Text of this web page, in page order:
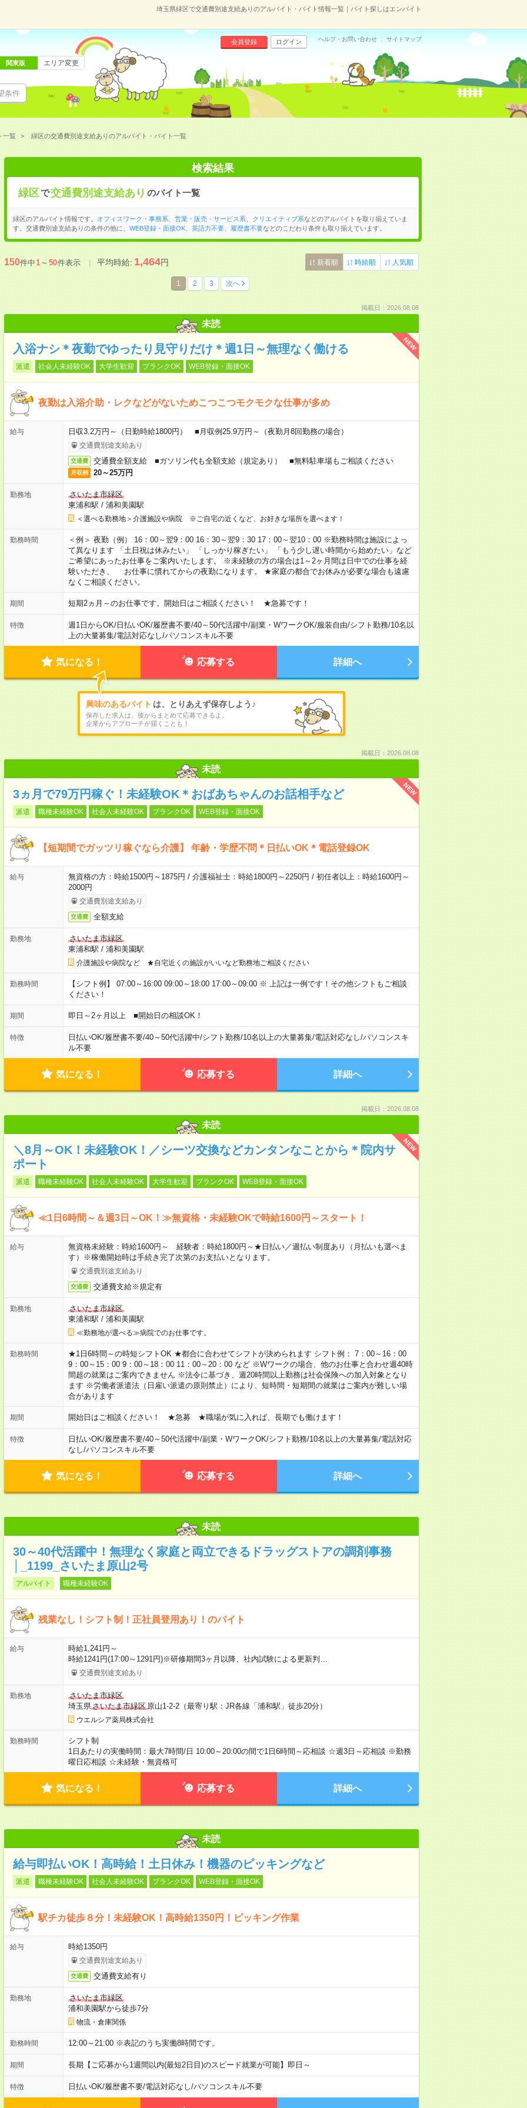
埼玉県緑区で交通費別途支給ありのアルバイト・バイト情報一覧｜バイト探しはエンバイト
条件
会員登録 ログイン ヘルプ・お問い合わせ サイトマップ
関東版 エリア変更
一覧 緑区の交通費別途支給ありのアルバイト・バイト一覧
検索結果
緑区で交通費別途支給あり のバイト一覧
緑区のアルバイト情報です。 オフィスワーク・事務系 営業・販売・サービス系 クリエイティブ系などのアルバイトを取り揃えていま
す。交通費別途支給ありの条件の他に、 WEB登録・面接OK、 英語力不要、 履歴書不要などのこだわり条件も取り揃えています。
150件中1～50件表示 平均時給:1,464円 新着順 時給順 人気順
1 2 3 次へ
掲載日：2026.08.08
未読
NEW
入浴ナシ＊夜勤でゆったり見守りだけ＊週1日～無理なく働ける
派遣 社会人未経験OK 大学生歓迎 ブランクOK WEB登録・面接OK
夜勤は入浴介助・レクなどがないためこつこつモクモクな仕事が多め
給与 日収3.2万円～（日勤時給1800円） ■月収例25.9万円～（夜勤月8回勤務の場合）
交通費別途支給あり
交通費 交通費全額支給 ■ガソリン代も全額支給（規定あり） ■無料駐車場もご相談ください
月収例 20～25万円
勤務地
さいたま市緑区
東浦和駅 / 浦和美園駅
＜選べる勤務地＞介護施設や病院 ※ご自宅の近くなど、お好きな場所を選べます！
勤務時間
＜例＞ 夜勤（例） 16：00～翌9：00 16：30～翌9：30 17：00～翌10：00 ※勤務時間は施設によっ
て異なります 「土日祝は休みたい」 「しっかり稼ぎたい」 「もう少し遅い時間から始めたい」など
ご希望にあったお仕事をご案内いたします。 ※未経験の方の場合は1～2ヶ月間は日中での仕事を経
験いただき、 お仕事に慣れてからの夜勤になります。 ★家庭の都合でお休みが必要な場合も遠慮
なくご相談ください。
期間 短期2ヵ月～のお仕事です。開始日はご相談ください！ ★急募です！
特徴 週1日からOK/日払いOK/履歴書不要/40～50代活躍中/副業・WワークOK/服装自由/シフト勤務/10名以
上の大量募集/電話対応なし/パソコンスキル不要
気になる！ 応募する 詳細へ
興味のあるバイト は、とりあえず保存しよう♪
保存した求人は、後からまとめて応募できるよ。
企業からアプローチが届くことも！
掲載日：2026.08.08
未読
NEW
3ヵ月で79万円稼ぐ！未経験OK＊おばあちゃんのお話相手など
派遣 職種未経験OK 社会人未経験OK ブランクOK WEB登録・面接OK
【短期間でガッツリ稼ぐなら介護】 年齢・学歴不問＊日払いOK＊電話登録OK
給与
無資格の方：時給1500円～1875円 / 介護福祉士：時給1800円～2250円 / 初任者以上：時給1600円～
2000円
交通費別途支給あり
交通費 全額支給
勤務地
さいたま市緑区
東浦和駅 / 浦和美園駅
介護施設や病院など ★自宅近くの施設がいいなど勤務地ご相談ください
勤務時間
【シフト例】 07:00～16:00 09:00～18:00 17:00～09:00 ※ 上記は一例です！その他シフトもご相談
ください！
期間 即日～2ヶ月以上 ■開始日の相談OK！
特徴 日払いOK/履歴書不要/40～50代活躍中/シフト勤務/10名以上の大量募集/電話対応なし/パソコンスキ
ル不要
気になる！ 応募する 詳細へ
掲載日：2026.08.08
未読
NEW
＼8月～OK！未経験OK！／シーツ交換などカンタンなことから＊院内サ
ポート
派遣 職種未経験OK 社会人未経験OK 大学生歓迎 ブランクOK WEB登録・面接OK
≪1日6時間～＆週3日～OK！≫無資格・未経験OKで時給1600円～スタート！
給与
無資格未経験：時給1600円～ 経験者：時給1800円～★日払い／週払い制度あり（月払いも選べま
す）※稼働開始時は手続き完了次第のお支払いとなります。
交通費別途支給あり
交通費 交通費支給※規定有
勤務地
さいたま市緑区
東浦和駅 / 浦和美園駅
≪勤務地が選べる≫病院でのお仕事です。
勤務時間
★1日6時間～の時短シフトOK ★都合に合わせてシフトが決められます シフト例： 7：00～16：00
9：00～15：00 9：00～18：00 11：00～20：00 など ※Wワークの場合、他のお仕事と合わせ週40時
間超の就業はご案内できません ※法令に基づき、週20時間以上勤務は社会保険への加入対象となり
ます ※労働者派遣法（日雇い派遣の原則禁止）により、短時間・短期間の就業はご案内が難しい場
合があります
期間 開始日はご相談ください！ ★急募 ★職場が気に入れば、長期でも働けます！
特徴 日払いOK/履歴書不要/40～50代活躍中/副業・WワークOK/シフト勤務/10名以上の大量募集/電話対応
なし/パソコンスキル不要
気になる！ 応募する 詳細へ
未読
30～40代活躍中！無理なく家庭と両立できるドラッグストアの調剤事務
│_1199_さいたま原山2号
アルバイト 職種未経験OK
残業なし！シフト制！正社員登用あり！のバイト
給与
時給1,241円～
時給1241円(17:00～1291円)※研修期間3ヶ月以降、社内試験による更新判…
交通費別途支給あり
勤務地
さいたま市緑区
埼玉県さいたま市緑区原山1-2-2（最寄り駅：JR各線「浦和駅」徒歩20分）
ウエルシア薬局株式会社
勤務時間
シフト制
1日あたりの実働時間：最大7時間/日 10:00～20:00の間で1日6時間～応相談 ☆週3日～応相談 ※勤務
曜日応相談 ☆未経験・無資格可
気になる！ 応募する 詳細へ
未読
給与即払いOK！高時給！土日休み！機器のピッキングなど
派遣 職種未経験OK 社会人未経験OK ブランクOK WEB登録・面接OK
駅チカ徒歩８分！未経験OK！高時給1350円！ピッキング作業
給与 時給1350円
交通費別途支給あり
交通費 交通費支給有り
勤務地
さいたま市緑区
浦和美園駅から徒歩7分
物流・倉庫関係
勤務時間 12:00～21:00 ※表記のうち実働8時間です。
期間 長期【ご応募から1週間以内(最短2日目)のスピード就業が可能】即日～
特徴 日払いOK/履歴書不要/電話対応なし/パソコンスキル不要